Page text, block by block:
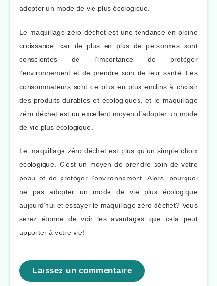
adopter un mode de vie plus écologique.
Le maquillage zéro déchet est une tendance en pleine
croissance, car de plus en plus de personnes sont
conscientes de l’importance de protéger
l’environnement et de prendre soin de leur santé. Les
consommateurs sont de plus en plus enclins à choisir
des produits durables et écologiques, et le maquillage
zéro déchet est un excellent moyen d’adopter un mode
de vie plus écologique.
Le maquillage zéro déchet est plus qu’un simple choix
écologique. C’est un moyen de prendre soin de votre
peau et de protéger l’environnement. Alors, pourquoi
ne pas adopter un mode de vie plus écologique
aujourd’hui et essayer le maquillage zéro déchet? Vous
serez étonné de voir les avantages que cela peut
apporter à votre vie!
Laissez un commentaire